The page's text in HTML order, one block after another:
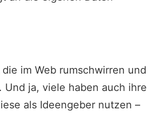
im Web rumschwirren und
ja, viele haben auch ihre
als Ideengeber nutzen –